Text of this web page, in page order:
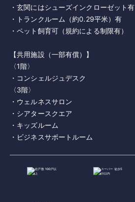
・玄関にはシューズインクローゼット有
・トランクルーム（約0.29平米）有
・ペット飼育可（規約による制限有）
【共用施設（一部有償）】
〈1階〉
・コンシェルジュデスク
〈3階〉
・ウェルネスサロン
・シアタースクエア
・キッズルーム
・ビジネスサポートルーム